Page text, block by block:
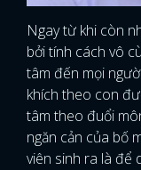
Ngay từ khi còn
bởi tính cách vô
tâm đến mọi
khích theo con
tâm theo đuổi
ngăn cản của bố
viên sinh ra là để